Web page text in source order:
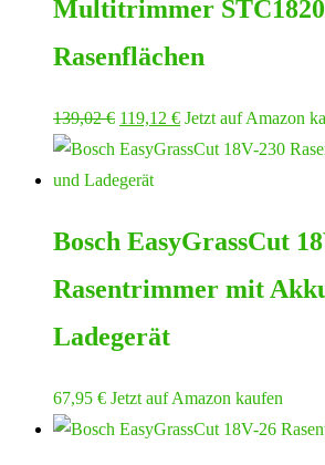
Multitrimmer
Rasenflächen
139,02€ Ursprünglicher
Preis
war:
119,12 €Aktueller
Preis
Jetzt auf Amazon
Bosch EasyGrassCut
Rasentrimmer mit
Ladegerät
67,95 € Jetzt auf Amazon kaufen